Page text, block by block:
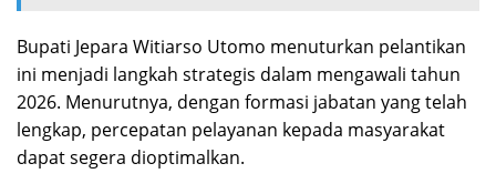
Bupati Jepara Witiarso Utomo menuturkan pelantikan
ini menjadi langkah strategis dalam mengawali tahun
2026. Menurutnya, dengan formasi jabatan yang telah
lengkap, percepatan pelayanan kepada masyarakat
dapat segera dioptimalkan.